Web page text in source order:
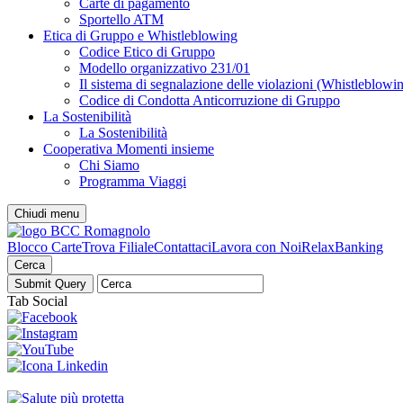
Carte di pagamento
Sportello ATM
Etica di Gruppo e Whistleblowing
Codice Etico di Gruppo
Modello organizzativo 231/01
Il sistema di segnalazione delle violazioni
Codice di Condotta Anticorruzione di Gruppo
La Sostenibilità
La Sostenibilità
Cooperativa Momenti insieme
Chi Siamo
Programma Viaggi
Chiudi menu
Blocco CarteTrova FilialeContattaciLavora con NoiRelaxBanking
Cerca
Tab Social